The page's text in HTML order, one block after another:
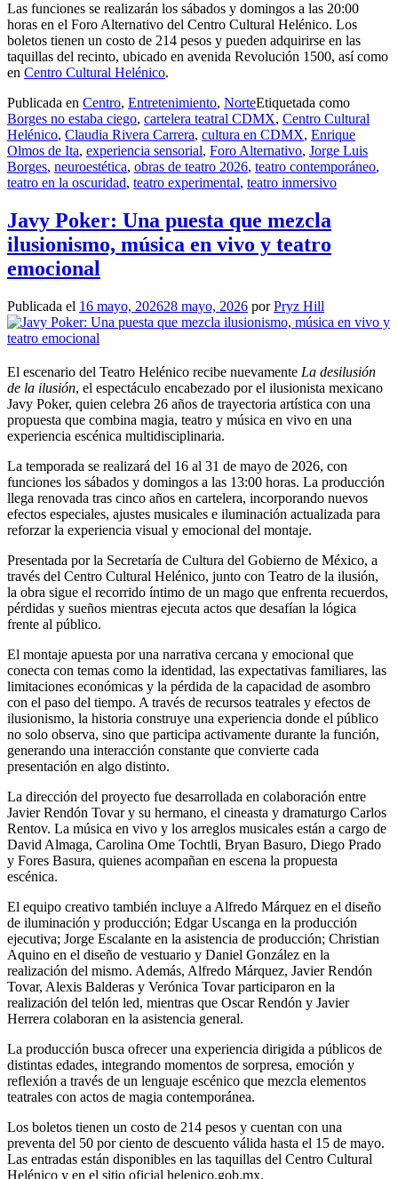
Las funciones se realizarán los sábados y domingos a las 20:00
horas en el Foro Alternativo del Centro Cultural Helénico. Los
boletos tienen un costo de 214 pesos y pueden adquirirse en las
taquillas del recinto, ubicado en avenida Revolución 1500, así como
en Centro Cultural Helénico.
Publicada en Centro, Entretenimiento, NorteEtiquetada como
Borges no estaba ciego, cartelera teatral CDMX, Centro Cultural
Helénico, Claudia Rivera Carrera, cultura en CDMX, Enrique
Olmos de Ita, experiencia sensorial, Foro Alternativo, Jorge Luis
Borges, neuroestética, obras de teatro 2026, teatro contemporáneo,
teatro en la oscuridad, teatro experimental, teatro inmersivo
Javy Poker: Una puesta que mezcla
ilusionismo, música en vivo y teatro
emocional
Publicada el 16 mayo, 202628 mayo, 2026 porPryz Hill
El escenario del Teatro Helénico recibe nuevamente La desilusión
de la ilusión, el espectáculo encabezado por el ilusionista mexicano
Javy Poker, quien celebra 26 años de trayectoria artística con una
propuesta que combina magia, teatro y música en vivo en una
experiencia escénica multidisciplinaria.
La temporada se realizará del 16 al 31 de mayo de 2026, con
funciones los sábados y domingos a las 13:00 horas. La producción
llega renovada tras cinco años en cartelera, incorporando nuevos
efectos especiales, ajustes musicales e iluminación actualizada para
reforzar la experiencia visual y emocional del montaje.
Presentada por la Secretaría de Cultura del Gobierno de México, a
través del Centro Cultural Helénico, junto con Teatro de la ilusión,
la obra sigue el recorrido íntimo de un mago que enfrenta recuerdos,
pérdidas y sueños mientras ejecuta actos que desafían la lógica
frente al público.
El montaje apuesta por una narrativa cercana y emocional que
conecta con temas como la identidad, las expectativas familiares, las
limitaciones económicas y la pérdida de la capacidad de asombro
con el paso del tiempo. A través de recursos teatrales y efectos de
ilusionismo, la historia construye una experiencia donde el público
no solo observa, sino que participa activamente durante la función,
generando una interacción constante que convierte cada
presentación en algo distinto.
La dirección del proyecto fue desarrollada en colaboración entre
Javier Rendón Tovar y su hermano, el cineasta y dramaturgo Carlos
Rentov. La música en vivo y los arreglos musicales están a cargo de
David Almaga, Carolina Ome Tochtli, Bryan Basuro, Diego Prado
y Fores Basura, quienes acompañan en escena la propuesta
escénica.
El equipo creativo también incluye a Alfredo Márquez en el diseño
de iluminación y producción; Edgar Uscanga en la producción
ejecutiva; Jorge Escalante en la asistencia de producción; Christian
Aquino en el diseño de vestuario y Daniel González en la
realización del mismo. Además, Alfredo Márquez, Javier Rendón
Tovar, Alexis Balderas y Verónica Tovar participaron en la
realización del telón led, mientras que Oscar Rendón y Javier
Herrera colaboran en la asistencia general.
La producción busca ofrecer una experiencia dirigida a públicos de
distintas edades, integrando momentos de sorpresa, emoción y
reflexión a través de un lenguaje escénico que mezcla elementos
teatrales con actos de magia contemporánea.
Los boletos tienen un costo de 214 pesos y cuentan con una
preventa del 50 por ciento de descuento válida hasta el 15 de mayo.
Las entradas están disponibles en las taquillas del Centro Cultural
Helénico y en el sitio oficial helenico.gob.mx.